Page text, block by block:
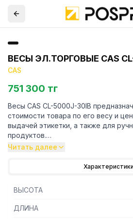
ВЕСЫ ЭЛ.ТОРГОВЫЕ CAS
CAS
751 300 тг
Весы CAS CL-5000J-30IB
стоимости товара по его весу и
выдачей этикетки, а также для
продуктов.
– Тип дисплея:
– Печать масс НЕТТО и БРУТТО на
– Вывод на печать итоговой
Читать далее
Характеристики
ВЫСОТА
ДЛИНА